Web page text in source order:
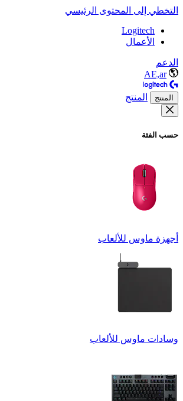
التخطي إلى المحتوى الرئيسي
Logitech
الأعمال
الدعم
AE,ar
المنتج المنتج
حسب الفئة
أجهزة ماوس للألعاب
وسادات ماوس للألعاب